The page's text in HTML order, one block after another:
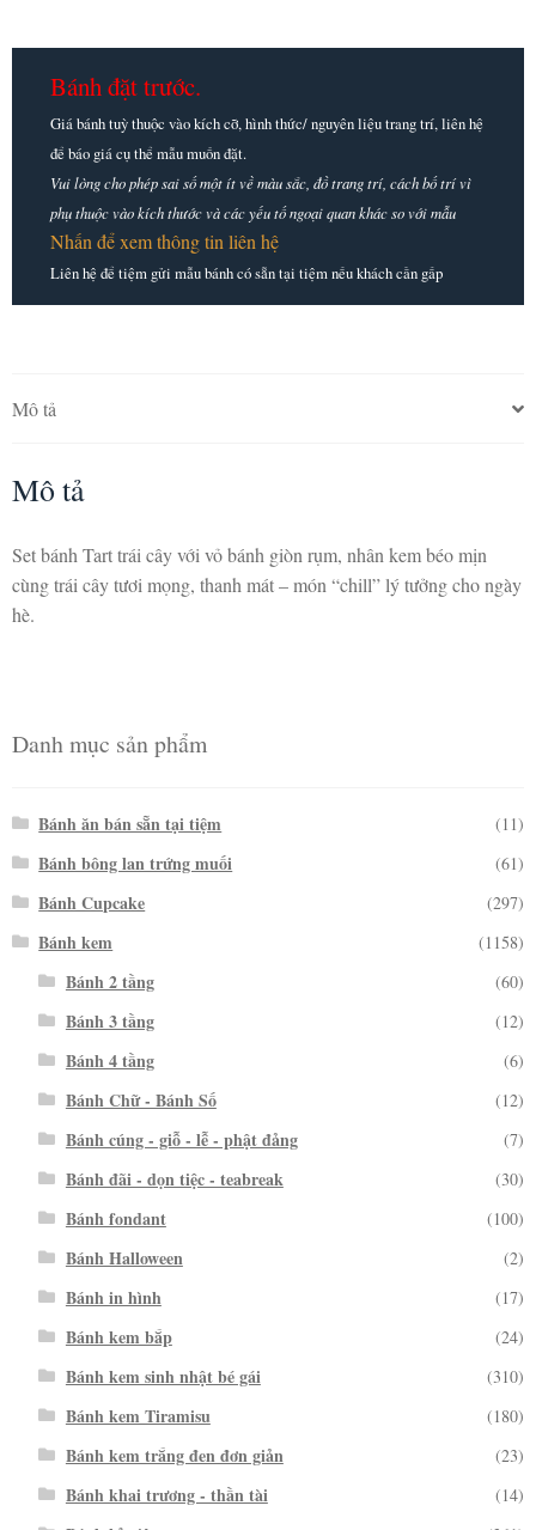
Bánh đặt trước.
Giá bánh tuỳ thuộc vào kích cỡ, hình thức/ nguyên liệu trang trí, liên hệ
để báo giá cụ thể mẫu muốn đặt.
Vui lòng cho phép sai số một ít về màu sắc, đồ trang trí, cách bố trí vì
phụ thuộc vào kích thước và các yếu tố ngoại quan khác so với mẫu
Nhấn để xem thông tin liên hệ
Liên hệ để tiệm gửi mẫu bánh có sẵn tại tiệm nếu khách cần gấp
Mô tả
Mô tả
Set bánh Tart trái cây với vỏ bánh giòn rụm, nhân kem béo mịn
cùng trái cây tươi mọng, thanh mát – món “chill” lý tưởng cho ngày
hè.
Danh mục sản phẩm
Bánh ăn bán sẵn tại tiệm (11)
Bánh bông lan trứng muối (61)
Bánh Cupcake (297)
Bánh kem (1158)
Bánh 2 tầng (60)
Bánh 3 tầng (12)
Bánh 4 tầng (6)
Bánh Chữ - Bánh Số (12)
Bánh cúng - giỗ - lễ - phật đảng (7)
Bánh đãi - dọn tiệc - teabreak (30)
Bánh fondant (100)
Bánh Halloween (2)
Bánh in hình (17)
Bánh kem bắp (24)
Bánh kem sinh nhật bé gái (310)
Bánh kem Tiramisu (180)
Bánh kem trắng đen đơn giản (23)
Bánh khai trương - thần tài (14)